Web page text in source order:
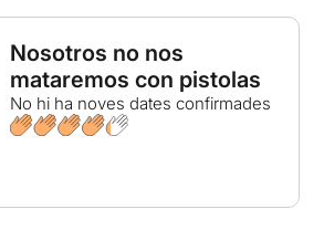
Nosotros no nos
mataremos con pistolas
No hi ha noves dates confirmades